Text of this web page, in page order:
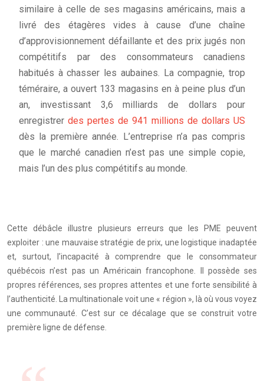
similaire à celle de ses magasins américains, mais a
livré des étagères vides à cause d’une chaîne
d’approvisionnement défaillante et des prix jugés non
compétitifs par des consommateurs canadiens
habitués à chasser les aubaines. La compagnie, trop
téméraire, a ouvert 133 magasins en à peine plus d’un
an, investissant 3,6 milliards de dollars pour
enregistrer des pertes de 941 millions de dollars US
dès la première année. L’entreprise n’a pas compris
que le marché canadien n’est pas une simple copie,
mais l’un des plus compétitifs au monde.
Cette débâcle illustre plusieurs erreurs que les PME peuvent
exploiter : une mauvaise stratégie de prix, une logistique inadaptée
et, surtout, l’incapacité à comprendre que le consommateur
québécois n’est pas un Américain francophone. Il possède ses
propres références, ses propres attentes et une forte sensibilité à
l’authenticité. La multinationale voit une « région », là où vous voyez
une communauté. C’est sur ce décalage que se construit votre
première ligne de défense.